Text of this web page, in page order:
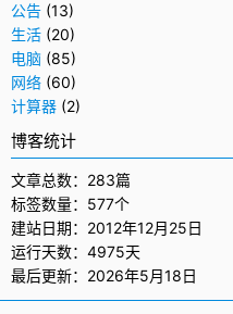
公告 (13)
生活 (20)
电脑 (85)
网络 (60)
计算器 (2)
博客统计
文章总数：283篇
标签数量：577个
建站日期：2012年12月25日
运行天数：4975天
最后更新：2026年5月18日